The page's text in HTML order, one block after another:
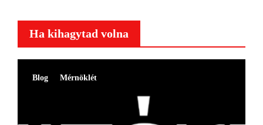
Ha kihagytad volna
Blog Mérnöklét